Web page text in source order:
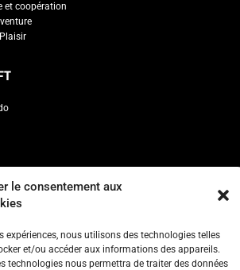
le consentement aux
expériences, nous utilisons des technologies telles
et/ou accéder aux informations des appareils.
technologies nous permettra de traiter des données
et coopération
Plaisir
Francophone de Taekwondo
2057 - 1160 Auderghem